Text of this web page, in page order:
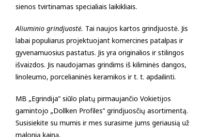
sienos tvirtinamas specialiais laikikliais.
Aliuminio grindjuostė. Tai naujos kartos grindjuostė. Jis
labai populiarus projektuojant komercines patalpas ir
gyvenamuosius pastatus. Jis yra originalios ir stilingos
išvaizdos. Jis naudojamas grindims iš kiliminės dangos,
linoleumo, porcelianinės keramikos ir t. t. apdailinti.
MB „Egrindija” siūlo platų pirmaujančio Vokietijos
gamintojo „Dollken Profiles” grindjuosčių asortimentą.
Susisiekite su mumis ir mes surasime jums geriausią už
malonią kainą.